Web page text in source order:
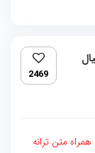
2469
همراه متن ترانه